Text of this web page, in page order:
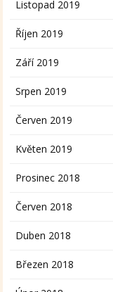
Listopad 2019
Říjen 2019
Září 2019
Srpen 2019
Červen 2019
Květen 2019
Prosinec 2018
Červen 2018
Duben 2018
Březen 2018